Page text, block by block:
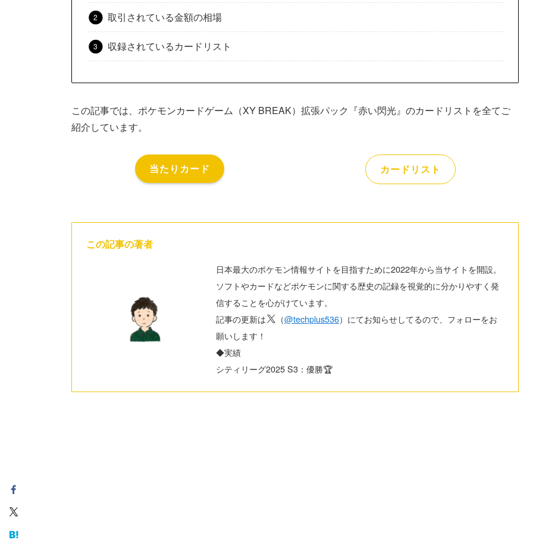
取引されている金額の相場
収録されているカードリスト
この記事では、ポケモンカードゲーム（XY BREAK）拡張パック『赤い閃光』のカードリストを全てご
紹介しています。
当たりカード カードリスト
この記事の著者
日本最大のポケモン情報サイトを目指すために2022年から当サイトを開設。
ソフトやカードなどポケモンに関する歴史の記録を視覚的に分かりやすく発
信することを心がけています。
記事の更新は
（@techplus536）にてお知らせしてるので、フォローをお
願いします！
◆実績
シティリーグ2025 S3：優勝🏆